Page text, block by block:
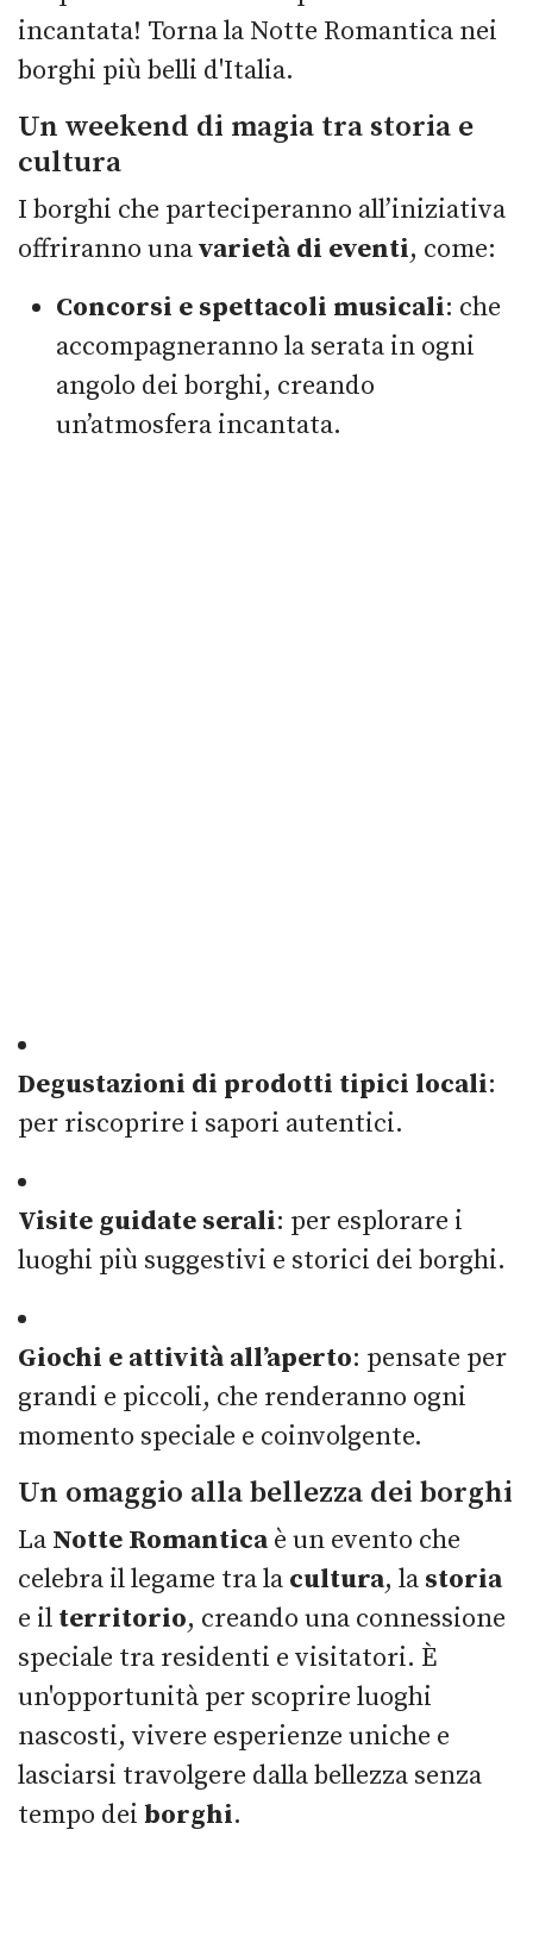
incantata! Torna la Notte Romantica nei
borghi più belli d'Italia.
Un weekend di magia tra storia e
cultura
I borghi che parteciperanno all’iniziativa
offriranno unavarietà di eventi, come:
Concorsi e spettacoli musicali: che
accompagneranno la serata in ogni
angolo dei borghi, creando
un’atmosfera incantata.
Degustazioni di prodotti tipici locali:
per riscoprire i sapori autentici.
Visite guidate serali: per esplorare i
luoghi più suggestivi e storici dei borghi.
Giochi e attività all’aperto: pensate per
grandi e piccoli, che renderanno ogni
momento speciale e coinvolgente.
Un omaggio alla bellezza dei borghi
La Notte Romanticaè un evento che
celebra il legame tra la cultura, la storia
e il territorio, creando una connessione
speciale tra residenti e visitatori. È
un'opportunità per scoprire luoghi
nascosti, vivere esperienze uniche e
lasciarsi travolgere dalla bellezza senza
tempo dei borghi.